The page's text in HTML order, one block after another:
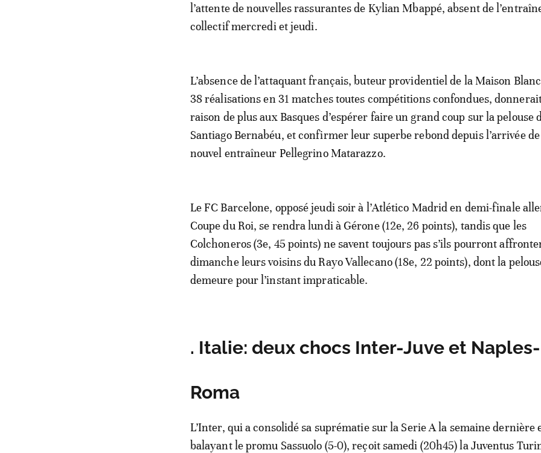
l’attente de nouvelles rassurantes de Kylian Mbappé, absent de
collectif mercredi et jeudi.
L’absence de l’attaquant français, buteur providentiel de la Maison
38 réalisations en 31 matches toutes compétitions confondues,
raison de plus aux Basques d’espérer faire un grand coup sur la pelouse
Santiago Bernabéu, et confirmer leur superbe rebond depuis l’arrivée
nouvel entraîneur Pellegrino Matarazzo.
Le FC Barcelone, opposé jeudi soir à l’Atlético Madrid en demi-finale
Coupe du Roi, se rendra lundi à Gérone (12e, 26 points), tandis que les
Colchoneros (3e, 45 points) ne savent toujours pas s’ils pourront
dimanche leurs voisins du Rayo Vallecano (18e, 22 points), dont la
demeure pour l’instant impraticable.
. Italie: deux chocs Inter-Juve et Naples-
Roma
L’Inter, qui a consolidé sa suprématie sur la Serie A la semaine dernière
balayant le promu Sassuolo (5-0), reçoit samedi (20h45) la Juventus